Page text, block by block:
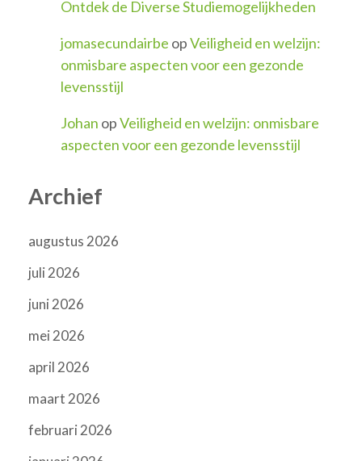
Ontdek de Diverse Studiemogelijkheden
jomasecundairbe opVeiligheid en welzijn:
onmisbare aspecten voor een gezonde
levensstijl
Johan opVeiligheid en welzijn: onmisbare
aspecten voor een gezonde levensstijl
Archief
augustus 2026
juli 2026
juni 2026
mei 2026
april 2026
maart 2026
februari 2026